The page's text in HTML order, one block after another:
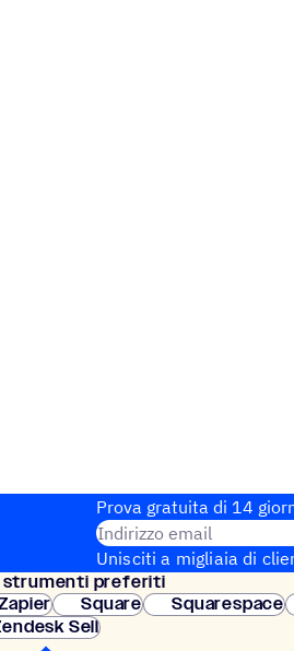
Prova gratuita di 14
Indirizzo email
Unisciti a migliaia di
Configurazione
preferiti
Square Squarespace
Sell